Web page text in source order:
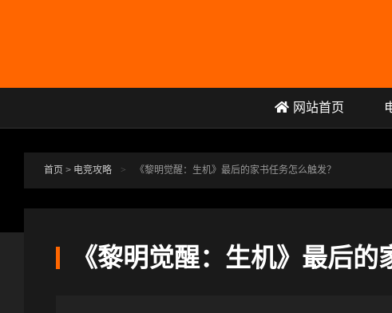
网站首页
首页 > 电竞攻略 > 《黎明觉醒：生机》最后的家书任务怎么触发？
《黎明觉醒：生机》最后的